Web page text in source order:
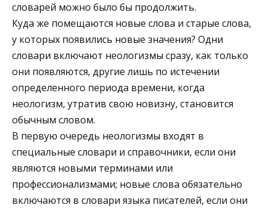
словарей можно было бы продолжить.
Куда же помещаются новые слова и старые слова,
у которых появились новые значения? Одни
словари включают неологизмы сразу, как только
они появляются, другие лишь по истечении
определенного периода времени, когда
неологизм, утратив свою новизну, становится
обычным словом.
В первую очередь неологизмы входят в
специальные словари и справочники, если они
являются новыми терминами или
профессионализмами; новые слова обязательно
включаются в словари языка писателей, если они